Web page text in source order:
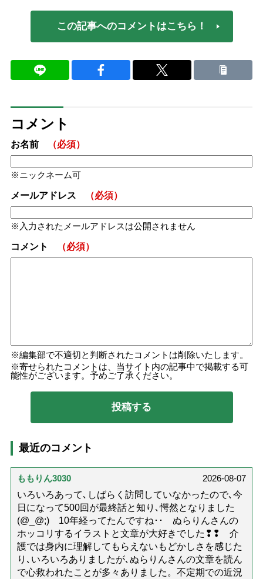
この記事へのコメントはこちら！
コメント
お名前 （必須）
ニックネーム可
メールアドレス （必須）
入力されたメールアドレスは公開されません
コメント （必須）
編集部で不適切と判断されたコメントは削除いたします。
寄せられたコメントは、当サイト内の記事中で掲載する可
能性がございます。予めご了承ください。
最近のコメント
ももりん3030
2026-08-07
いろいろあって､しばらく訪問していなかったので､今
日になって500回が最終話と知り､愕然となりました
(@_@;) 10年経ってたんですね･･ ぬらりんさんの
ホッコリするイラストと文章が大好きでした❢❢ 介
護では身内に理解してもらえないもどかしさを感じた
り､いろいろありましたが､ぬらりんさんの文章を読ん
で心救われたことが多々ありました。不定期での近況